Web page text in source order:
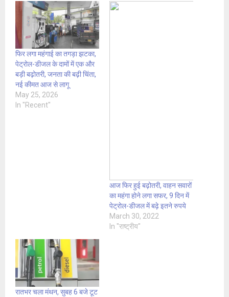
फिर लगा महंगाई का तगड़ा झटका,
पेट्रोल-डीजल के दामों में एक और
बड़ी बढ़ोतरी, जनता की बढ़ी चिंता,
नई कीमत आज से लागू
May 25, 2026
In "Recent"
आज फिर हुई बढ़ोतरी, वाहन सवारों
का महंगा होने लगा सफर, 9 दिन में
पेट्रोल-डीजल में बढ़े इतने रुपये
March 30, 2022
In "राष्ट्रीय"
रातभर चला मंथन, सुबह 6 बजे टूट